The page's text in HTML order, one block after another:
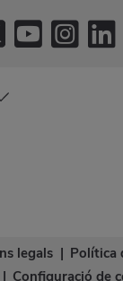
legals | Política
| Configuració de